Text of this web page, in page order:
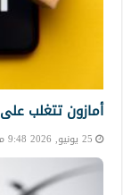
أمازون تتغلب
25 يونيو, 2026 9:48 م